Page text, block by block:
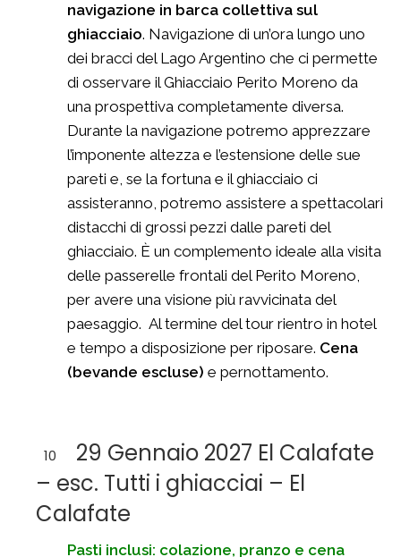
navigazione in barca collettiva sul
ghiacciaio. Navigazione di un’ora lungo uno
dei bracci del Lago Argentino che ci permette
di osservare il Ghiacciaio Perito Moreno da
una prospettiva completamente diversa.
Durante la navigazione potremo apprezzare
l’imponente altezza e l’estensione delle sue
pareti e, se la fortuna e il ghiacciaio ci
assisteranno, potremo assistere a spettacolari
distacchi di grossi pezzi dalle pareti del
ghiacciaio. È un complemento ideale alla visita
delle passerelle frontali del Perito Moreno,
per avere una visione più ravvicinata del
paesaggio. Al termine del tour rientro in hotel
e tempo a disposizione per riposare. Cena
(bevande escluse) e pernottamento.
10
29 Gennaio 2027 El Calafate
– esc. Tutti i ghiacciai – El
Calafate
Pasti inclusi: colazione, pranzo e cena